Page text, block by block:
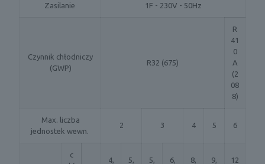
Zasilanie 1F - 230V - 50Hz
Czynnik chłodniczy
(GWP)
R32 (675)
R
41
0
A
(2
08
8)
Max. liczba
jednostek wewn.
2 3 4 5 6
c
4,
5,
5,
6,
8,
9,
12